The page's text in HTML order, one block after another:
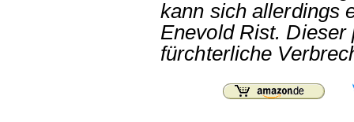
kann sich allerdings
Enevold Rist. Dieser
fürchterliche